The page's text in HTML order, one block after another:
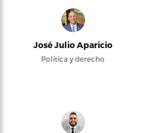
José Julio Aparicio
Política y derecho